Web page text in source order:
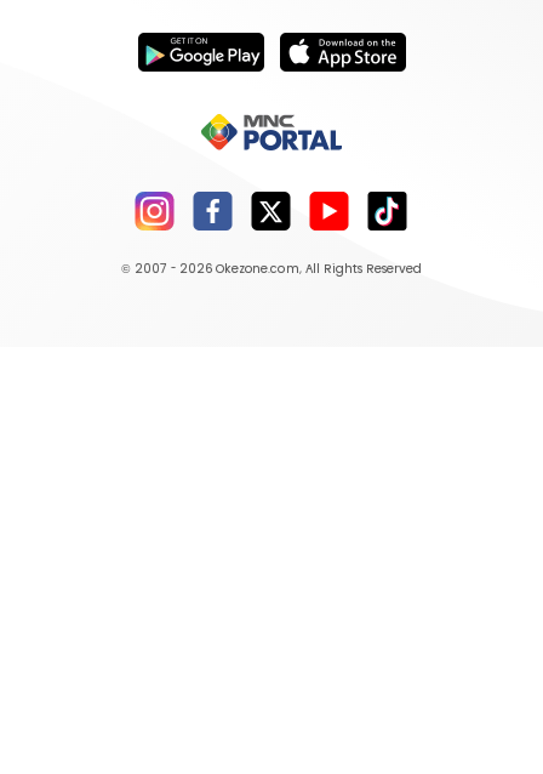
© 2007 - 2026 Okezone.com, All Rights Reserved